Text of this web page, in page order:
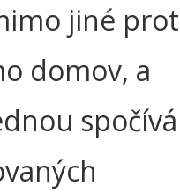
jiné
domov, a